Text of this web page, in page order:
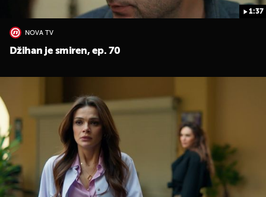
1:37
NOVA TV
Džihan je smiren, ep. 70